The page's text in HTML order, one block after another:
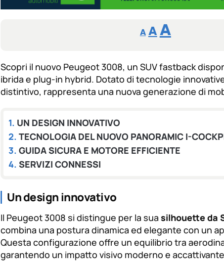
A
Reducir
tamaño
A Restablecer
tamaño
de
fuente
A
de
Scopri il nuovo Peugeot 3008, un SUV fastback
ibrida e plug-in hybrid. Dotato di tecnologie
distintivo, rappresenta una nuova generazione di
UN DESIGN INNOVATIVO
TECNOLOGIA DEL NUOVO PANORAMIC I-
GUIDA SICURA E MOTORE EFFICIENTE
SERVIZI CONNESSI
Un design innovativo
Il Peugeot 3008 si distingue per la sua silhouette da
combina una postura dinamica ed elegante con un
Questa configurazione offre un equilibrio tra
garantendo un impatto visivo moderno e